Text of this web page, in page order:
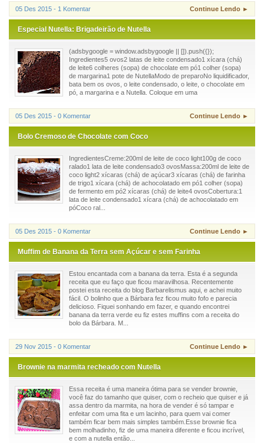
05 Des 2015 - 1 Komentar Continue Lendo ►
Especial Nutella: Brigadeirão de Nutella
(adsbygoogle = window.adsbygoogle || []).push({});
Ingredientes5 ovos2 latas de leite condensado1 xícara (chá)
de leite6 colheres (sopa) de chocolate em pó1 colher (sopa)
de margarina1 pote de NutellaModo de preparoNo liquidificador,
bata bem os ovos, o leite condensado, o leite, o chocolate em
pó, a margarina e a Nutella. Coloque em uma
05 Des 2015 - 0 Komentar Continue Lendo ►
Bolo Cremoso de Chocolate com Coco
IngredientesCreme:200ml de leite de coco light100g de coco
ralado1 lata de leite condensado3 ovosMassa:200ml de leite de
coco light2 xícaras (chá) de açúcar3 xícaras (chá) de farinha
de trigo1 xícara (chá) de achocolatado em pó1 colher (sopa)
de fermento em pó2 xícaras (chá) de leite4 ovosCobertura:1
lata de leite condensado1 xícara (chá) de achocolatado em
póCoco ral...
05 Des 2015 - 0 Komentar Continue Lendo ►
Muffim de Banana da Terra sem Açúcar e sem Farinha
Estou encantada com a banana da terra. Esta é a segunda
receita que eu faço que ficou maravilhosa. Recentemente
postei esta receita do blog Barbarelismus aqui, e achei muito
fácil. O bolinho que a Bárbara fez ficou muito fofo e parecia
delicioso. Fiquei sonhando em fazer, e quando encontrei
banana da terra verde eu fiz estes muffins com a receita do
bolo da Bárbara. M...
29 Nov 2015 - 0 Komentar Continue Lendo ►
Brownie na marmita recheado com Nutella
Essa receita é uma maneira ótima para se vender brownie,
você faz do tamanho que quiser, com o recheio que quiser e já
assa dentro da marmita, na hora de vender é só tampar e
enfeitar com uma fita e um lacinho, para quem vai comer
também ficar bem mais simples também.Esse brownie fica
bem molhadinho, fiz de uma maneira diferente e ficou incrível,
e com a nutella então...